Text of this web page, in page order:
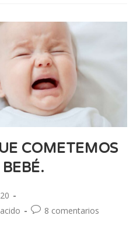
COMETEMOS
8 comentarios